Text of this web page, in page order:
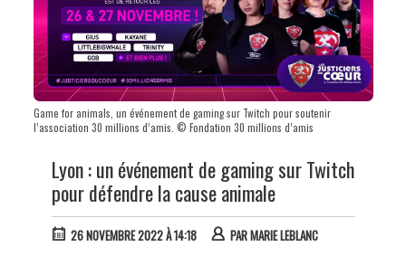
Game for animals, un événement de gaming sur Twitch pour soutenir
l’association 30 millions d’amis. © Fondation 30 millions d’amis
Lyon : un événement de gaming sur Twitch
pour défendre la cause animale
26 NOVEMBRE 2022 À 14:18 PARMARIE LEBLANC